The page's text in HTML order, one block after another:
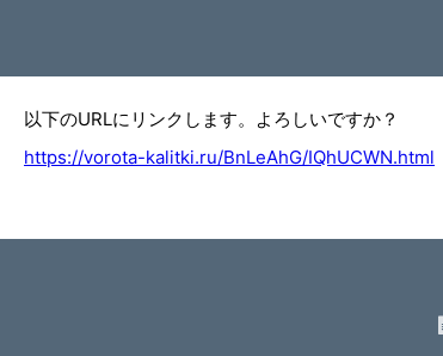
以下のURLにリンクします。よろしいですか？
https://vorota-kalitki.ru/BnLeAhG/IQhUCWN.html